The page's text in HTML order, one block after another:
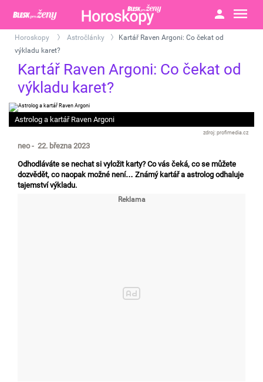
Horoskopy Astročlánky
Kartář Raven Argoni: Co čekat od
výkladu karet?
Kartář Raven Argoni: Co čekat od
výkladu karet?
Astrolog a kartář Raven Argoni
profimedia.cz
neo - 22. března 2023
Odhodláváte se nechat si vyložit karty? Co vás čeká, co se můžete
dozvědět, co naopak možné není… Známý kartář a astrolog odhaluje
tajemství výkladu.